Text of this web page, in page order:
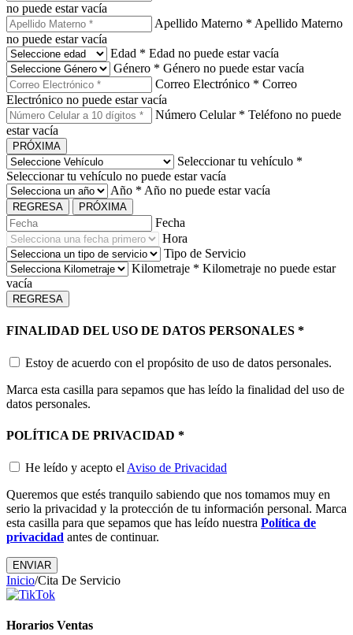
no puede estar vacía
Apellido Materno * Apellido Materno
no puede estar vacía
Edad * Edad no puede estar vacía
Género * Género no puede estar vacía
Correo Electrónico * Correo
Electrónico no puede estar vacía
Número Celular * Teléfono no puede
estar vacía
PRÓXIMA
Seleccionar tu vehículo *
Seleccionar tu vehículo no puede estar vacía
Año * Año no puede estar vacía
REGRESA PRÓXIMA
Fecha
Hora
Tipo de Servicio
Kilometraje * Kilometraje no puede estar
vacía
REGRESA
FINALIDAD DEL USO DE DATOS PERSONALES *
Estoy de acuerdo con el propósito de uso de datos personales.
Marca esta casilla para sepamos que has leído la finalidad del uso de
datos personales.
POLÍTICA DE PRIVACIDAD *
He leído y acepto el Aviso de Privacidad
Queremos que estés tranquilo sabiendo que nos tomamos muy en
serio la privacidad y la protección de tu información personal. Marca
esta casilla para que sepamos que has leído nuestra Política de
privacidad antes de continuar.
Inicio/Cita De Servicio
Horarios Ventas